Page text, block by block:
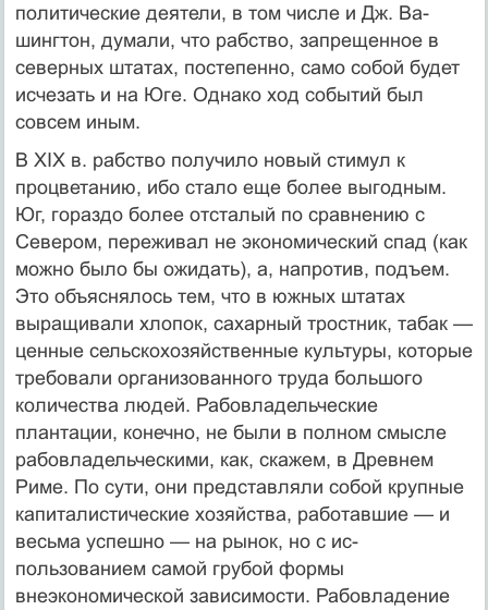
политические деятели, в том числе и Дж. Ва­
шингтон, думали, что рабство, запрещенное в
север­ных штатах, постепенно, само собой будет
исчезать и на Юге. Однако ход событий был
совсем иным.
В XIX в. рабство получило новый стимул к
процве­танию, ибо стало еще более выгодным.
Юг, гораздо бо­лее отсталый по сравнению с
Севером, переживал не экономический спад (как
можно было бы ожидать), а, напротив, подъем.
Это объяснялось тем, что в южных штатах
выращивали хлопок, сахарный тростник, та­бак —
ценные сельскохозяйственные культуры, кото­рые
требовали организованного труда большого
коли­чества людей. Рабовладельческие
плантации, конеч­но, не были в полном смысле
рабовладельческими, как, скажем, в Древнем
Риме. По сути, они представ­ляли собой крупные
капиталистические хозяйства, работавшие — и
весьма успешно — на рынок, но с ис­
пользованием самой грубой формы
внеэкономической зависимости. Рабовладение